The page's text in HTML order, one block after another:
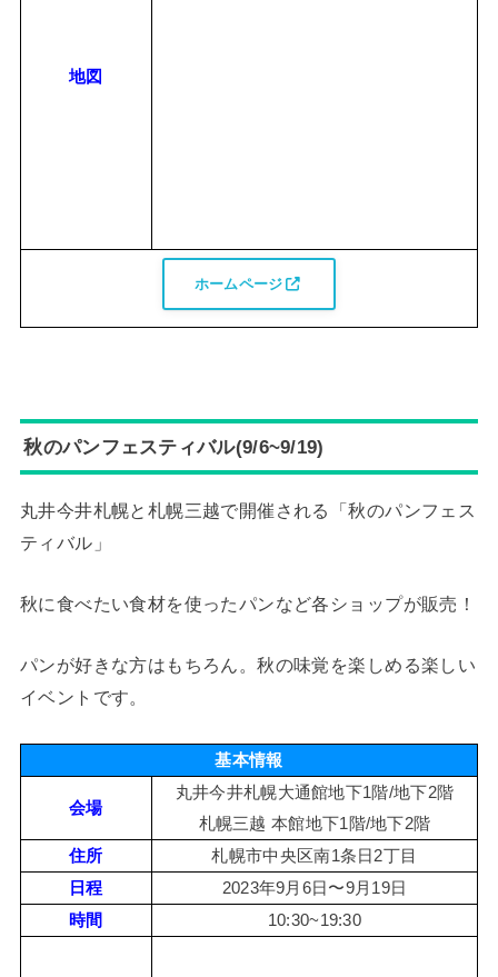
地図
ホームページ
秋のパンフェスティバル(9/6~9/19)
丸井今井札幌と札幌三越で開催される「秋のパンフェス
ティバル」
秋に食べたい食材を使ったパンなど各ショップが販売！
パンが好きな方はもちろん。秋の味覚を楽しめる楽しい
イベントです。
基本情報
会場
丸井今井札幌大通館地下1階/地下2階
札幌三越 本館地下1階/地下2階
住所
札幌市中央区南1条日2丁目
日程
2023年9月6日〜9月19日
時間
10:30~19:30